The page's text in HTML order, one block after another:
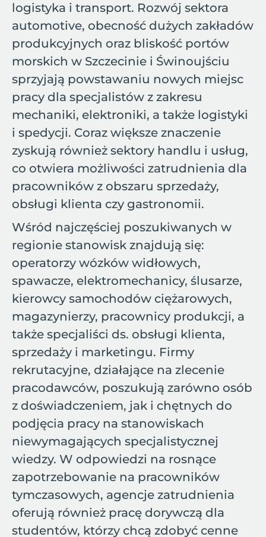
logistyka i transport. Rozwój sektora
automotive, obecność dużych zakładów
produkcyjnych oraz bliskość portów
morskich w Szczecinie i Świnoujściu
sprzyjają powstawaniu nowych miejsc
pracy dla specjalistów z zakresu
mechaniki, elektroniki, a także logistyki
i spedycji. Coraz większe znaczenie
zyskują również sektory handlu i usług,
co otwiera możliwości zatrudnienia dla
pracowników z obszaru sprzedaży,
obsługi klienta czy gastronomii.
Wśród najczęściej poszukiwanych w
regionie stanowisk znajdują się:
operatorzy wózków widłowych,
spawacze, elektromechanicy, ślusarze,
kierowcy samochodów ciężarowych,
magazynierzy, pracownicy produkcji, a
także specjaliści ds. obsługi klienta,
sprzedaży i marketingu. Firmy
rekrutacyjne, działające na zlecenie
pracodawców, poszukują zarówno osób
z doświadczeniem, jak i chętnych do
podjęcia pracy na stanowiskach
niewymagających specjalistycznej
wiedzy. W odpowiedzi na rosnące
zapotrzebowanie na pracowników
tymczasowych, agencje zatrudnienia
oferują również pracę dorywczą dla
studentów, którzy chcą zdobyć cenne